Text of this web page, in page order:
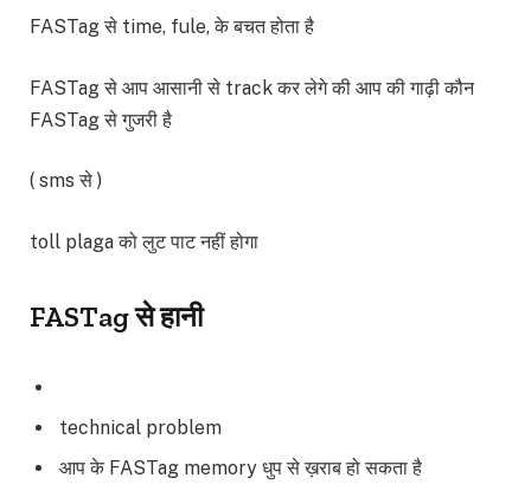
FASTag से time, fule, के बचत होता है
FASTag से आप आसानी से track कर लेगे की आप की गाढ़ी कौन
FASTag से गुजरी है
( sms से )
toll plaga को लुट पाट नहीं होगा
FASTag से हानी
technical problem
आप के FASTag memory धुप से ख़राब हो सकता है